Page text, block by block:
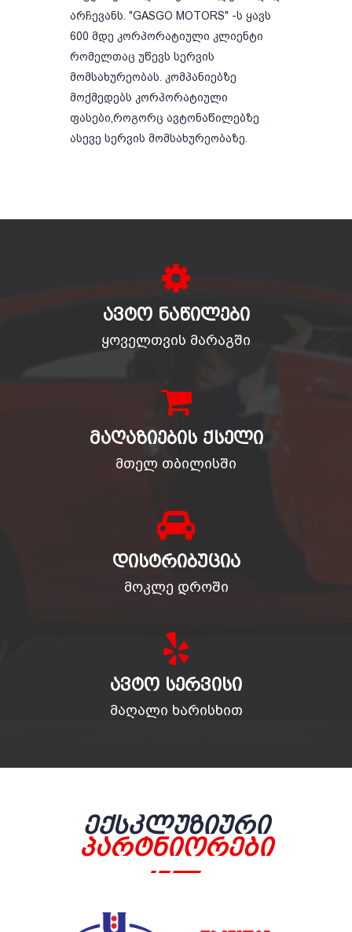
არჩევანს. "GASGO MOTORS" -ს ყავს
600 მდე კორპორატიული კლიენტი
რომელთაც უწევს სერვის
მომსახურეობას. კომპანიებზე
მოქმედებს კორპორატიული
ფასები,როგორც ავტონაწილებზე
ასევე სერვის მომსახურეობაზე.
ᲐᲕᲢᲝ ᲜᲐᲬᲘᲚᲔᲑᲘ
ყოველთვის მარაგში
ᲛᲐᲦᲐᲖᲘᲔᲑᲘᲡ ᲥᲡᲔᲚᲘ
მთელ თბილისში
ᲓᲘᲡᲢᲠᲘᲑᲣᲪᲘᲐ
მოკლე დროში
ᲐᲕᲢᲝ ᲡᲔᲠᲕᲘᲡᲘ
მაღალი ხარისხით
Ექსკლუზიური
Პარტნიორები